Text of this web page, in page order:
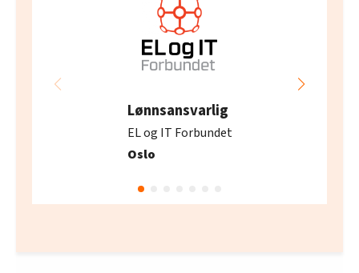
Lønnsansvarlig
EL og IT Forbundet
Oslo